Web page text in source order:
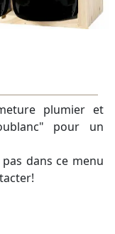
plumier et
pour un
dans ce menu